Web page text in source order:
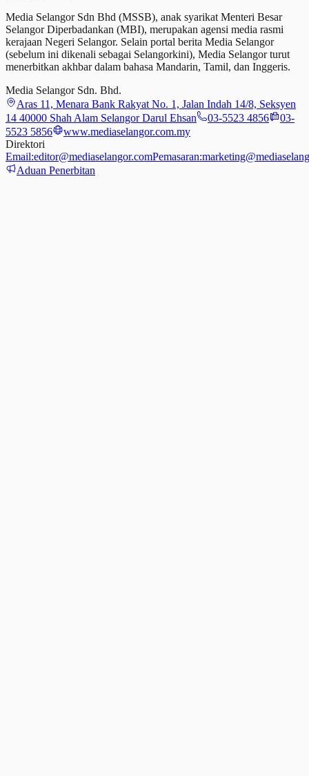
Media Selangor Sdn Bhd (MSSB), anak syarikat Menteri Besar
Selangor Diperbadankan (MBI), merupakan agensi media rasmi
kerajaan Negeri Selangor. Selain portal berita Media Selangor
(sebelum ini dikenali sebagai Selangorkini), Media Selangor turut
menerbitkan akhbar dalam bahasa Mandarin, Tamil, dan Inggeris.
Media Selangor Sdn. Bhd.
Aras 11, Menara Bank Rakyat No. 1, Jalan Indah 14/8, Seksyen
14 40000 Shah Alam Selangor Darul Ehsan
03-5523 4856
03-
5523 5856
www.mediaselangor.com.my
Direktori
Email:editor@mediaselangor.comPemasaran:
Aduan Penerbitan